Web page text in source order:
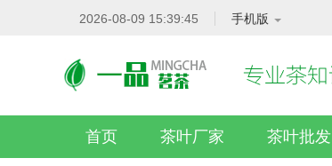
2026-08-09 15:39:45 手机版
首页 茶叶厂家 茶叶批发